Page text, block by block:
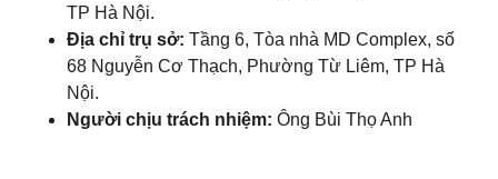
TP Hà Nội.
Địa chỉ trụ sở: Tầng 6, Tòa nhà MD Complex, số
68 Nguyễn Cơ Thạch, Phường Từ Liêm, TP Hà
Nội.
Người chịu trách nhiệm: Ông Bùi Thọ Anh